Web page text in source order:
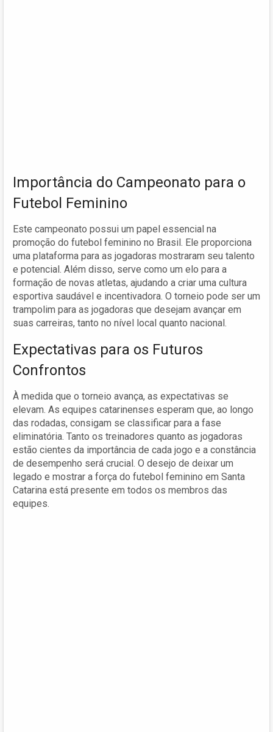
Importância do Campeonato para o
Futebol Feminino
Este campeonato possui um papel essencial na
promoção do futebol feminino no Brasil. Ele proporciona
uma plataforma para as jogadoras mostraram seu talento
e potencial. Além disso, serve como um elo para a
formação de novas atletas, ajudando a criar uma cultura
esportiva saudável e incentivadora. O torneio pode ser um
trampolim para as jogadoras que desejam avançar em
suas carreiras, tanto no nível local quanto nacional.
Expectativas para os Futuros
Confrontos
À medida que o torneio avança, as expectativas se
elevam. As equipes catarinenses esperam que, ao longo
das rodadas, consigam se classificar para a fase
eliminatória. Tanto os treinadores quanto as jogadoras
estão cientes da importância de cada jogo e a constância
de desempenho será crucial. O desejo de deixar um
legado e mostrar a força do futebol feminino em Santa
Catarina está presente em todos os membros das
equipes.